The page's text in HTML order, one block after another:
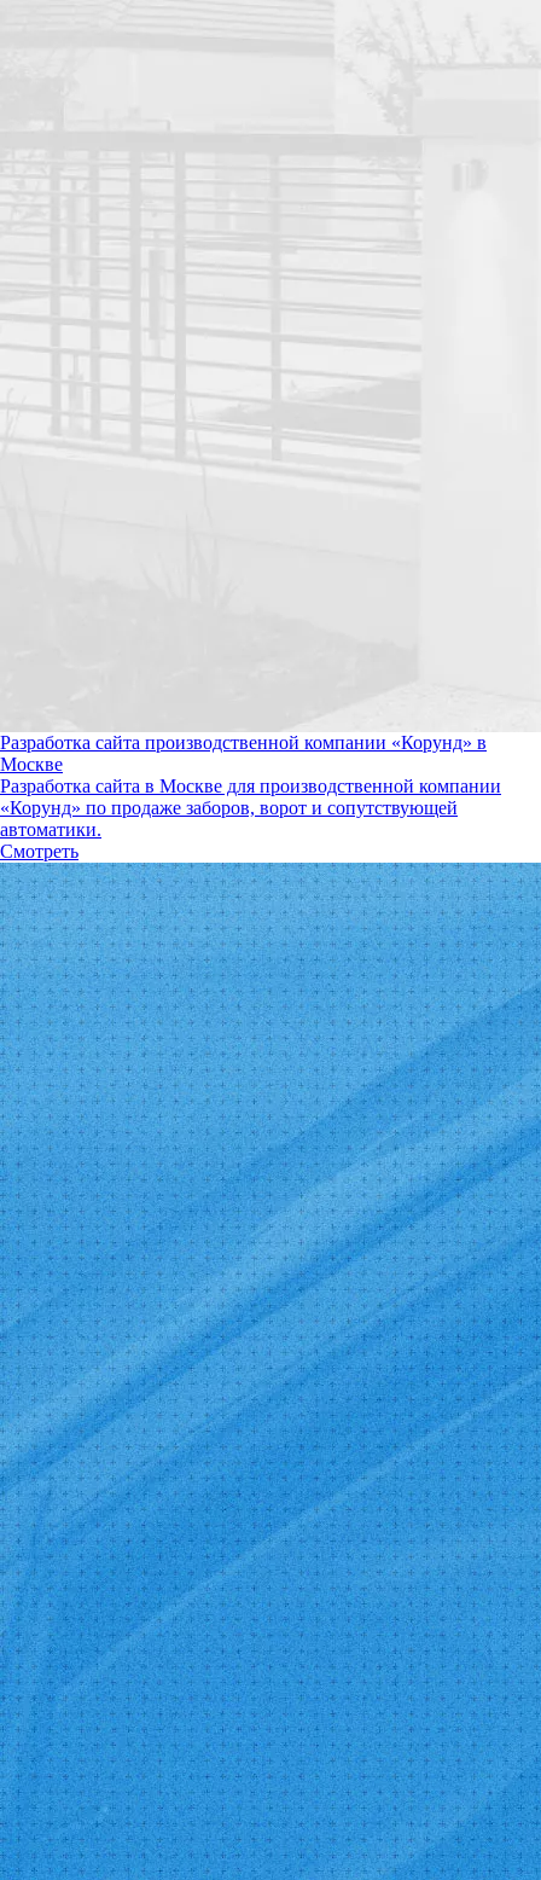
Разработка сайта производственной компании «Корунд» в
Москве
Разработка сайта в Москве для производственной компании
«Корунд» по продаже заборов, ворот и сопутствующей
автоматики.
Смотреть